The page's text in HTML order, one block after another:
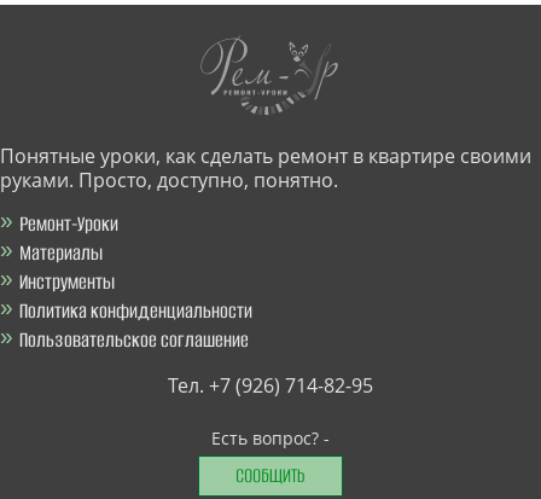
Понятные уроки, как сделать ремонт в квартире своими
руками. Просто, доступно, понятно.
Тел. +7 (926) 714-82-95
Есть вопрос? -
СООБЩИТЬ
Ремонт-Уроки
Материалы
Инструменты
Политика конфиденциальности
Пользовательское соглашение